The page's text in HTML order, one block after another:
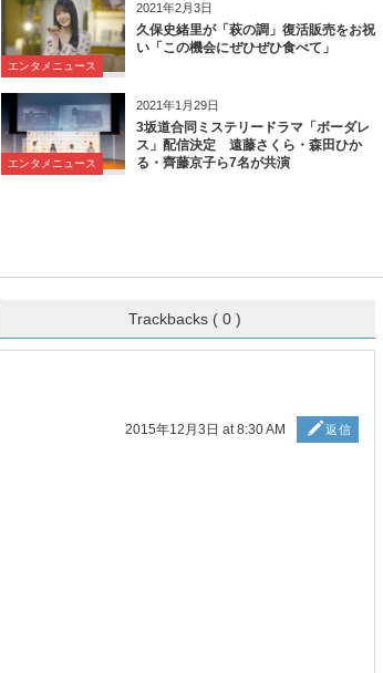
2021年2月3日
エンタメニュース
久保史緒里が「萩の調」復活販売をお祝
い「この機会にぜひぜひ食べて」
2021年1月29日
エンタメニュース
3坂道合同ミステリードラマ「ボーダレ
ス」配信決定 遠藤さくら・森田ひか
る・齊藤京子ら7名が共演
Trackbacks ( 0 )
2015年12月3日 at 8:30 AM 返信